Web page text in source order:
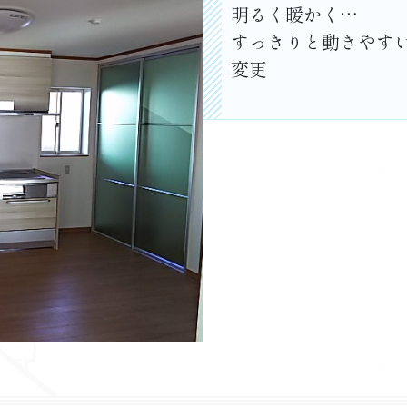
明るく暖かく…
すっきりと動きやす
変更